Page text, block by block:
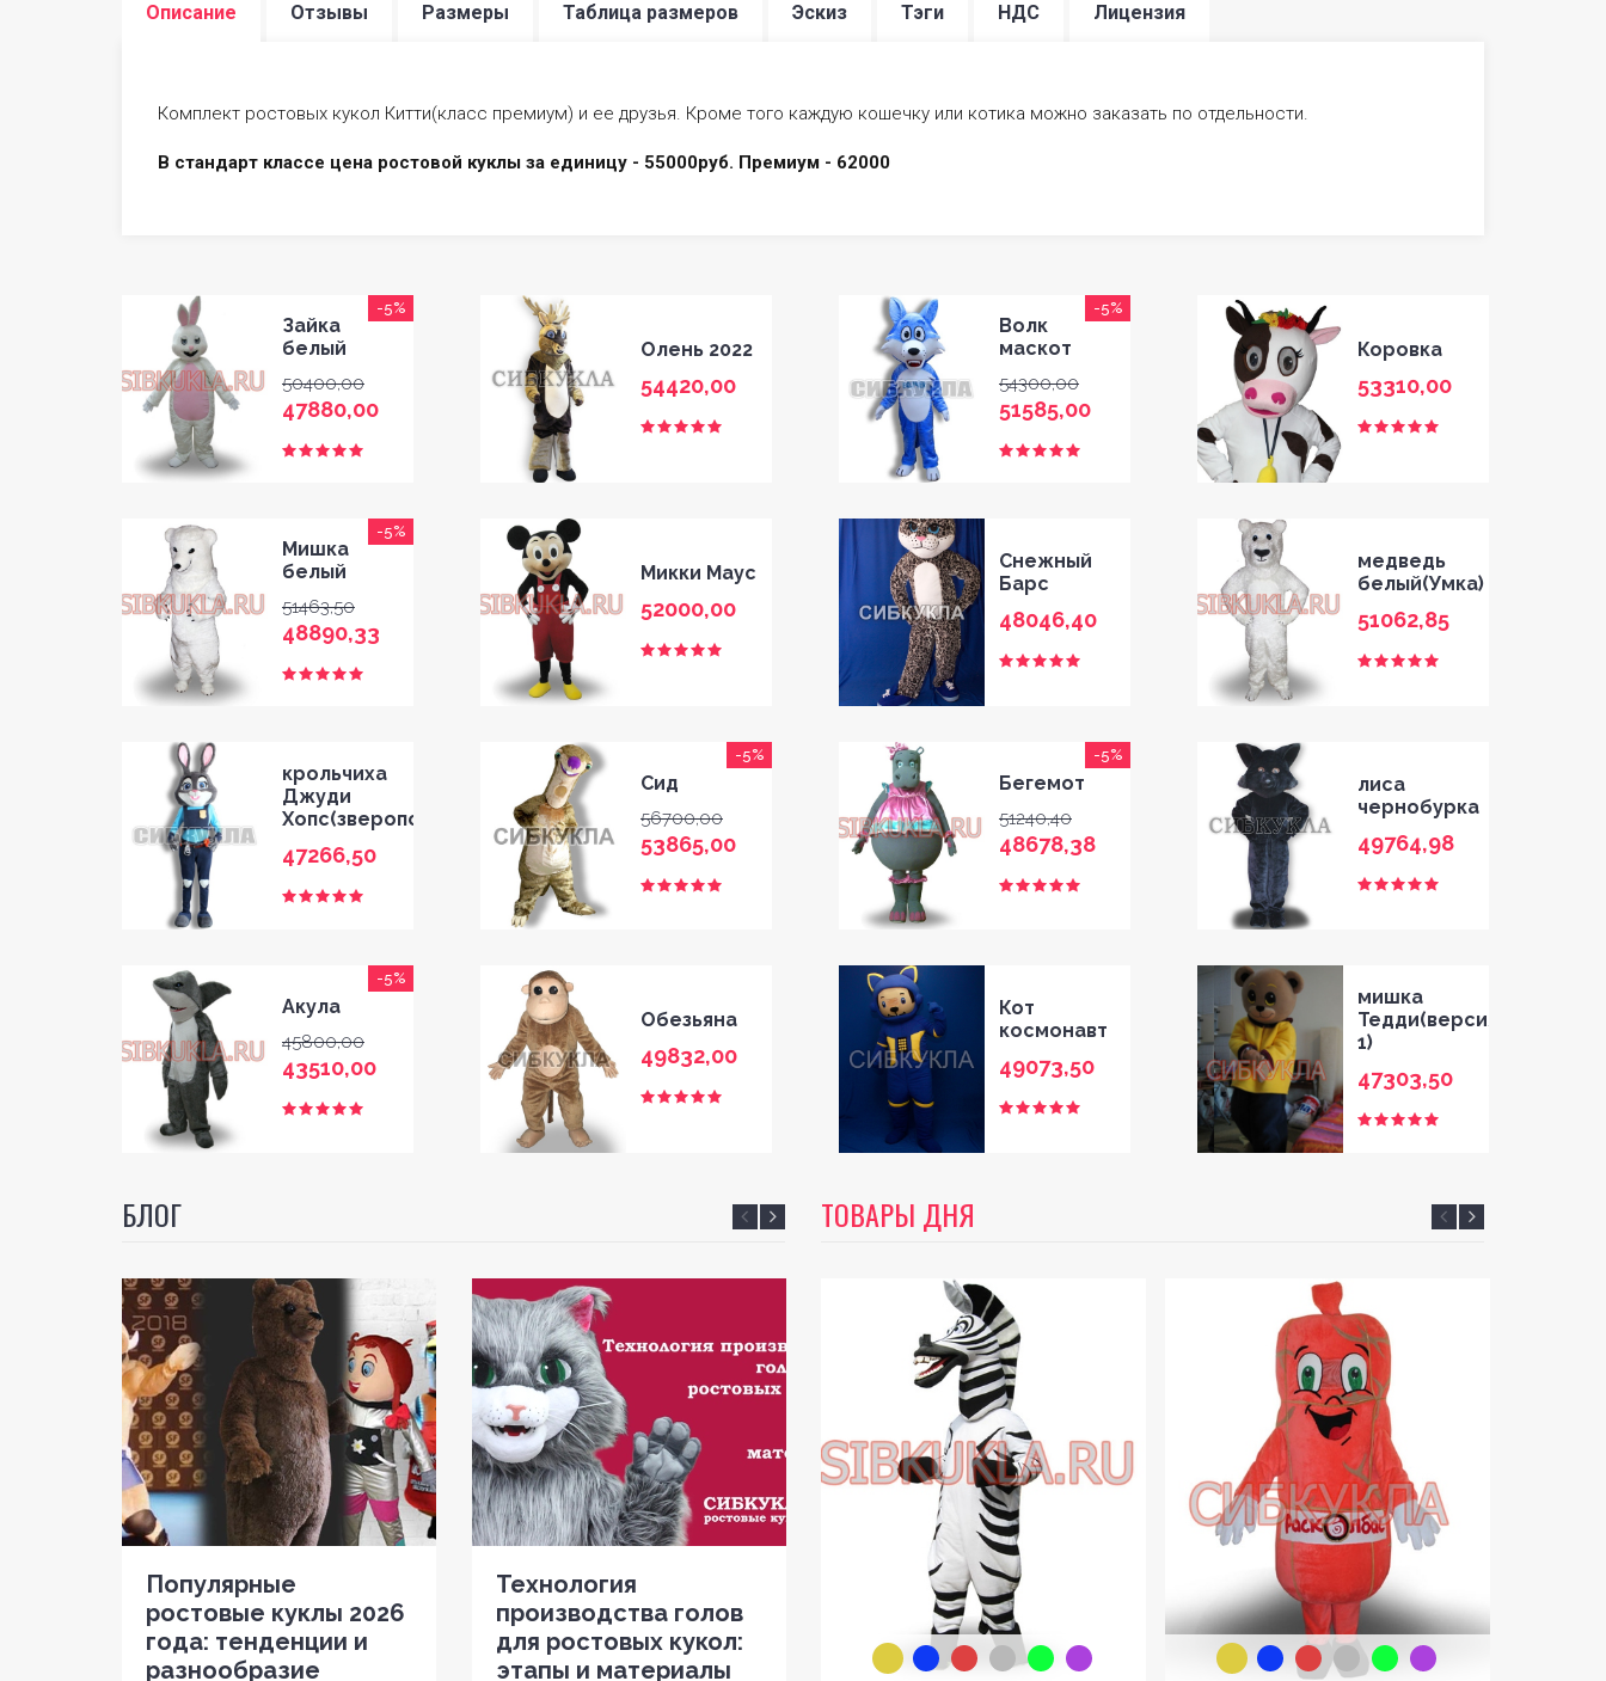
Описание Отзывы Размеры Таблица размеров Эскиз Тэги НДС Лицензия
Комплект ростовых кукол Китти(класс премиум) и ее друзья. Кроме того каждую кошечку или котика можно заказать по отдельности.
В стандарт классе цена ростовой куклы за единицу - 55000руб. Премиум - 62000
-5%
Зайка
белый
50400,00
47880,00
Олень 2022
54420,00
-5%
Волк
маскот
54300,00
51585,00
Коровка
53310,00
-5%
Мишка
белый
51463,50
48890,33
Микки Маус
52000,00
Снежный
Барс
48046,40
медведь
белый(Умка)
51062,85
крольчиха
Джуди
Хопс(зверополис)
47266,50
-5%
Сид
56700,00
53865,00
-5%
Бегемот
51240,40
48678,38
лиса
чернобурка
49764,98
-5%
Акула
45800,00
43510,00
Обезьяна
49832,00
Кот
космонавт
49073,50
мишка
Тедди(версия
1)
47303,50
БЛОГ
Популярные
ростовые куклы 2026
года: тенденции и
разнообразие
Технология
производства голов
для ростовых кукол:
этапы и материалы
Фирменная ростовая
кукла для бизнеса —
разработка маскота
Ростовые куклы от
компании Сибкукла
Ростовые куклы от компании
Сибкукла Компания «Сибкукла»
ТОВАРЫ ДНЯ